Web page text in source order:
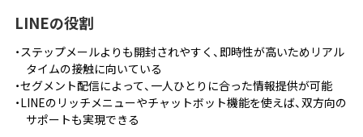
LINEの役割
ステップメールよりも開封されやすく、即時性が高いためリアル
タイムの接触に向いている
セグメント配信によって、一人ひとりに合った情報提供が可能
LINEのリッチメニューやチャットボット機能を使えば、双方向の
サポートも実現できる